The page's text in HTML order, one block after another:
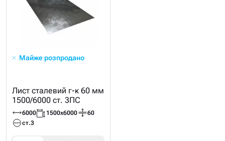
Майже розпродано
Лист сталевий г-к 60 мм
1500/6000 ст. 3ПС
6000 1500х6000
60
ст.3